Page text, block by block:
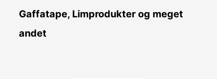
Gaffatape, Limprodukter og meget
andet